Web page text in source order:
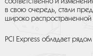
соответственно и
в свою очередь, стали
широко распространенной
PCI Express обладает рядом